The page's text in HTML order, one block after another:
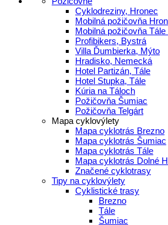
Cyklodreziny, Hronec
Mobilná požičovňa
Mobilná požičovňa
Profibikers, Bystrá
Villa Ďumbierka, Mýto
Hradisko, Nemecká
Hotel Partizán, Tále
Hotel Stupka, Tále
Kúria na Táloch
Požičovňa Šumiac
Požičovňa Telgárt
Mapa cyklovýlety
Mapa cyklotrás Brezno
Mapa cyklotrás Šumiac
Mapa cyklotrás Tále
Mapa cyklotrás Dolné
Značené cyklotrasy
Tipy na cyklovýlety
Cyklistické trasy
Brezno
Tále
Šumiac